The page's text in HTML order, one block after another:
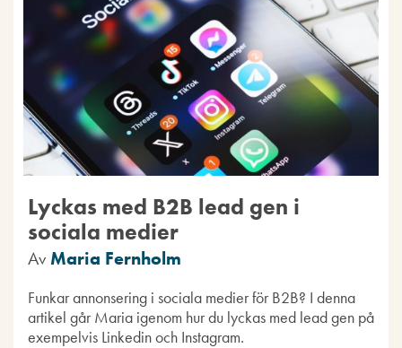
Lyckas med B2B lead gen i
sociala medier
Av Maria Fernholm
Funkar annonsering i sociala medier för B2B? I denna
artikel går Maria igenom hur du lyckas med lead gen på
exempelvis Linkedin och Instagram.